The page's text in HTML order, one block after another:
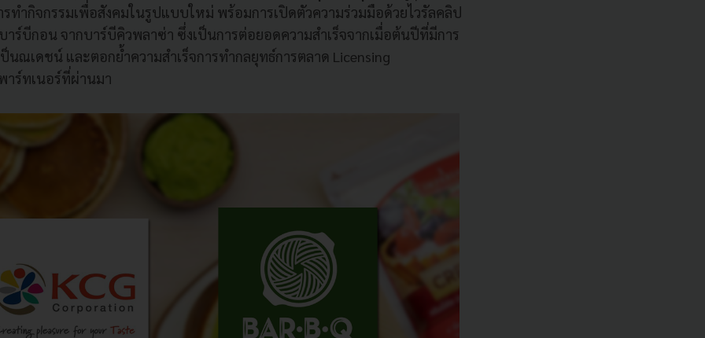
ทำกิจกรรมเพื่อสังคมในรูปแบบใหม่ พร้อมการเปิดตัวความร่วมมือด้วยไวรัลคลิป
ร์บีกอน จากบาร์บีคิวพลาซ่า ซึ่งเป็นการต่อยอดความสำเร็จจากเมื่อต้นปีที่มีการ
ป็นณเดชน์ และตอกย้ำความสำเร็จการทำกลยุทธ์การตลาด Licensing
าร์ทเนอร์ที่ผ่านมา